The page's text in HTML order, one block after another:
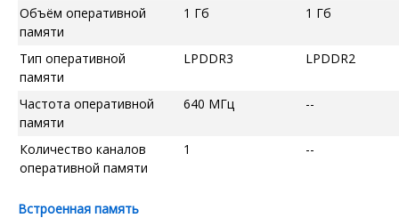
Объём оперативной
памяти
1 Гб 1 Гб
Тип оперативной
памяти
LPDDR3 LPDDR2
Частота оперативной
памяти
640 МГц --
Количество каналов
оперативной памяти
1 --
Встроенная память